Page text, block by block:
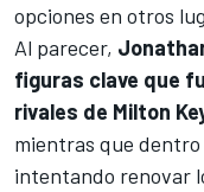
opciones en otros
Al parecer,
figuras clave que
rivales de Milton
mientras que
intentando renovar